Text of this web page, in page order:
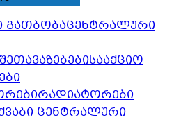
ცენტრალური
სააქციო
რადიატორები